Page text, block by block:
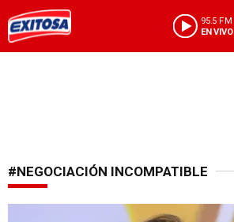
95.5 FM
EN VIVO
#NEGOCIACIÓN INCOMPATIBLE
Se conocerá su suerte